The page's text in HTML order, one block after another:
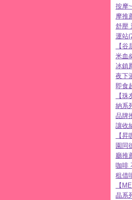
按摩
摩推
舒壓
運站
【
米血
冰鎮
夜下
即食
【
納系
品牌
讓收
【
園同
廳推
咖啡
租借
【
晶系